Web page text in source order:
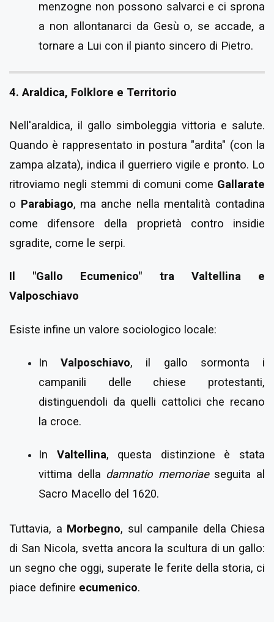
menzogne non possono salvarci e ci sprona
a non allontanarci da Gesù o, se accade, a
tornare a Lui con il pianto sincero di Pietro.
4. Araldica, Folklore e Territorio
Nell'araldica, il gallo simboleggia vittoria e salute.
Quando è rappresentato in postura "ardita" (con la
zampa alzata), indica il guerriero vigile e pronto. Lo
ritroviamo negli stemmi di comuni come Gallarate
o Parabiago, ma anche nella mentalità contadina
come difensore della proprietà contro insidie
sgradite, come le serpi.
Il "Gallo Ecumenico" tra Valtellina e
Valposchiavo
Esiste infine un valore sociologico locale:
InValposchiavo, il gallo sormonta i
campanili delle chiese protestanti,
distinguendoli da quelli cattolici che recano
la croce.
In Valtellina, questa distinzione è stata
vittima della damnatio memoriaeseguita al
Sacro Macello del 1620.
Tuttavia, a Morbegno, sul campanile della Chiesa
di San Nicola, svetta ancora la scultura di un gallo:
un segno che oggi, superate le ferite della storia, ci
piace definire ecumenico.